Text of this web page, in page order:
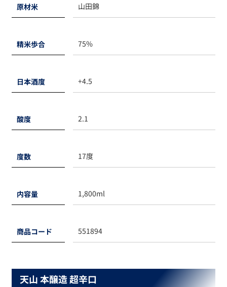
原材米 山田錦
精米歩合 75%
日本酒度 +4.5
酸度 2.1
度数 17度
内容量 1,800ml
商品コード 551894
天山 本醸造 超辛口